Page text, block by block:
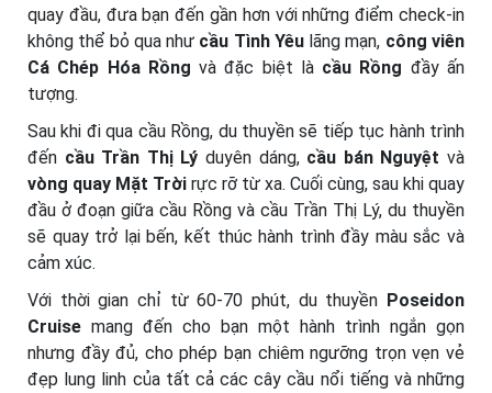
quay đầu, đưa bạn đến gần hơn với những điểm check-in
không thể bỏ qua như cầu Tình Yêulãng mạn, công viên
Cá Chép Hóa Rồng và đặc biệt là cầu Rồng đầy ấn
tượng.
Sau khi đi qua cầu Rồng, du thuyền sẽ tiếp tục hành trình
đến cầu Trần Thị Lý duyên dáng, cầu bán Nguyệt và
vòng quay Mặt Trời rực rỡ từ xa. Cuối cùng, sau khi quay
đầu ở đoạn giữa cầu Rồng và cầu Trần Thị Lý, du thuyền
sẽ quay trở lại bến, kết thúc hành trình đầy màu sắc và
cảm xúc.
Với thời gian chỉ từ 60-70 phút, du thuyền Poseidon
Cruise mang đến cho bạn một hành trình ngắn gọn
nhưng đầy đủ, cho phép bạn chiêm ngưỡng trọn vẹn vẻ
đẹp lung linh của tất cả các cây cầu nổi tiếng và những